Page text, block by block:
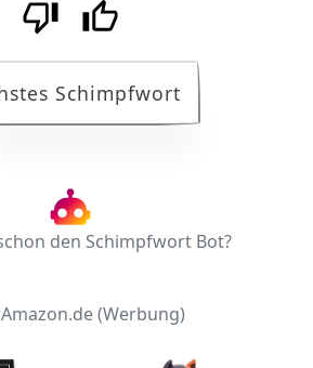
Schimpfwort
den Schimpfwort Bot?
(Werbung)